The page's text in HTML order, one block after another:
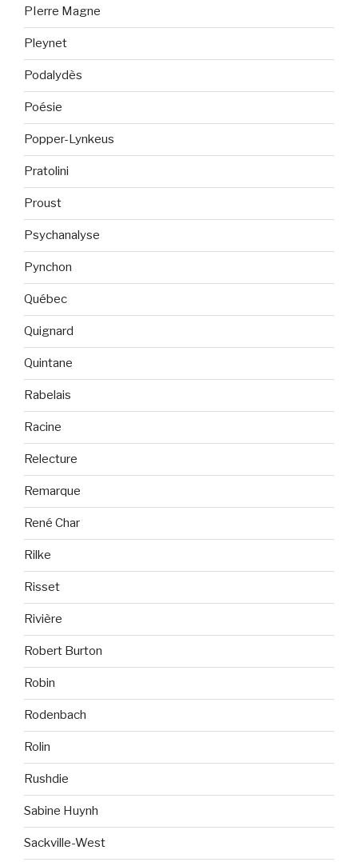
PIerre Magne
Pleynet
Podalydès
Poésie
Popper-Lynkeus
Pratolini
Proust
Psychanalyse
Pynchon
Québec
Quignard
Quintane
Rabelais
Racine
Relecture
Remarque
René Char
Rilke
Risset
Rivière
Robert Burton
Robin
Rodenbach
Rolin
Rushdie
Sabine Huynh
Sackville-West